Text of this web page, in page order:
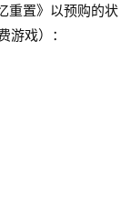
重置》以预购的状
戏）：